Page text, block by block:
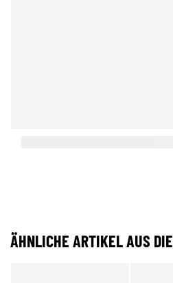
ÄHNLICHE ARTIKEL AUS